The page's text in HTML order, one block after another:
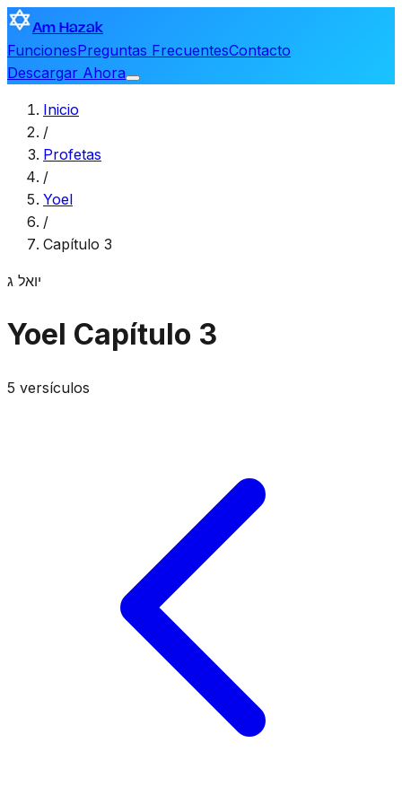
Am Hazak
FuncionesPreguntas FrecuentesContacto
Descargar Ahora
Inicio
/
Profetas
/
Yoel
/
Capítulo 3
יואל ג
Yoel Capítulo 3
5 versículos